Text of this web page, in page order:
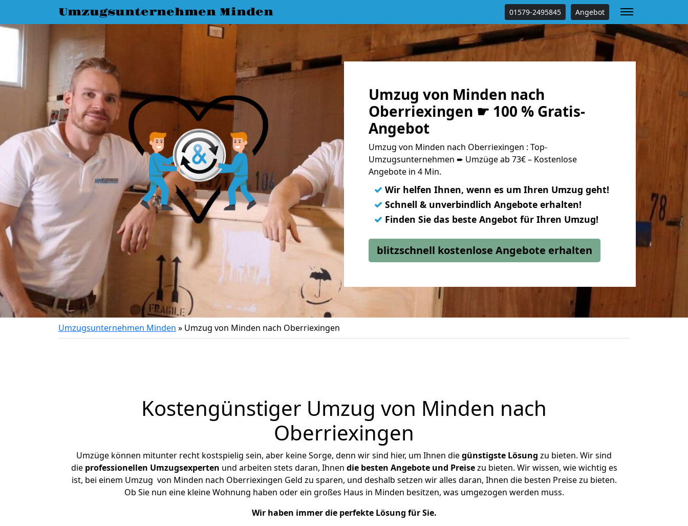
Umzugsunternehmen Minden 01579-2495845 Angebot
Umzug von Minden nach
Oberriexingen ☛ 100 % Gratis-
Angebot
Umzug von Minden nach Oberriexingen : Top-
Umzugsunternehmen ➨ Umzüge ab 73€ – Kostenlose
Angebote in 4 Min.
✓ Wir helfen Ihnen, wenn es um Ihren Umzug geht!
✓ Schnell & unverbindlich Angebote erhalten!
✓ Finden Sie das beste Angebot für Ihren Umzug!
blitzschnell kostenlose Angebote erhalten
Umzugsunternehmen Minden » Umzug von Minden nach Oberriexingen
Kostengünstiger Umzug von Minden nach
Oberriexingen
Umzüge können mitunter recht kostspielig sein, aber keine Sorge, denn wir sind hier, um Ihnen diegünstigste Lösung zu bieten. Wir sind
die professionellen Umzugsexperten und arbeiten stets daran, Ihnen die besten Angebote und Preisezu bieten. Wir wissen, wie wichtig es
ist, bei einem Umzug von Minden nach Oberriexingen Geld zu sparen, und deshalb setzen wir alles daran, Ihnen die besten Preise zu bieten.
Ob Sie nun eine kleine Wohnung haben oder ein großes Haus in Minden besitzen, was umgezogen werden muss.
Wir haben immer die perfekte Lösung für Sie.